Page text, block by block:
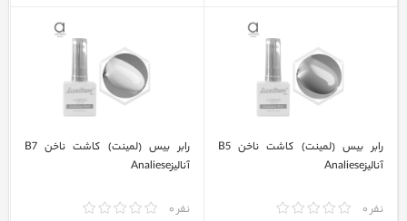
رابر بیس (لمینت) کاشت ناخن B5
آنالیزAnaliese
نفر 0
رابر بیس (لمینت) کاشت ناخن B7
آنالیزAnaliese
نفر 0